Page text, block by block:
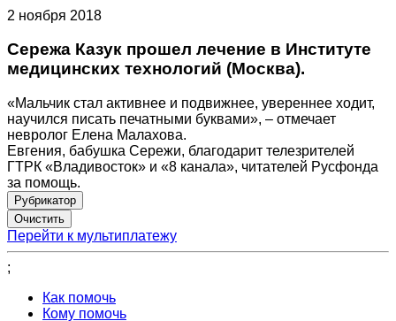
2 ноября 2018
Сережа Казук прошел лечение в Институте
медицинских технологий (Москва).
«Мальчик стал активнее и подвижнее, увереннее ходит,
научился писать печатными буквами», – отмечает
невролог Елена Малахова.
Евгения, бабушка Сережи, благодарит телезрителей
ГТРК «Владивосток» и «8 канала», читателей Русфонда
за помощь.
Рубрикатор
Перейти к мультиплатежу
;
Как помочь
Кому помочь